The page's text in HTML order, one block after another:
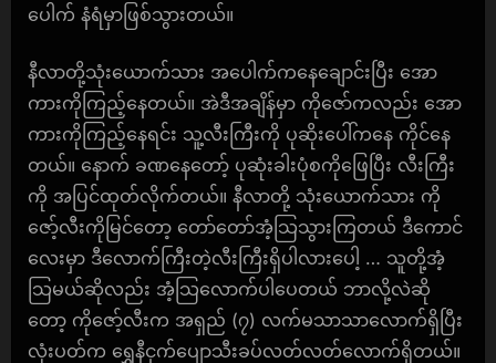
ပေါက် နံရံမှာဖြစ်သွားတယ်။
နီလာတို့သုံးယောက်သား အပေါက်ကနေချောင်းပြီး အော
ကားကိုကြည့်နေတယ်။ အဲဒီအချိန်မှာ ကိုဇော်ကလည်း အော
ကားကိုကြည့်နေရင်း သူ့လီးကြီးကို ပုဆိုးပေါ်ကနေ ကိုင်နေ
တယ်။ နောက် ခဏနေတော့် ပုဆုံးခါးပုံစကိုဖြေပြီး လီးကြီး
ကို အပြင်ထုတ်လိုက်တယ်။ နီလာတို့ သုံးယောက်သား ကို
ဇော့်လီးကိုမြင်တော့ တော်တော်အံ့သြသွားကြတယ် ဒီကောင်
လေးမှာ ဒီလောက်ကြီးတဲ့လီးကြီးရှိပါလားပေါ့ … သူတို့အံ့
သြမယ်ဆိုလည်း အံ့သြလောက်ပါပေတယ် ဘာလို့လဲဆို
တော့ ကိုဇော့်လီးက အရှည် (၇) လက်မသာသာလောက်ရှိပြီး
လုံးပတ်က ရွှေနီငှက်ပျောသီးခပ်လတ်လတ်လောက်ရှိတယ်။